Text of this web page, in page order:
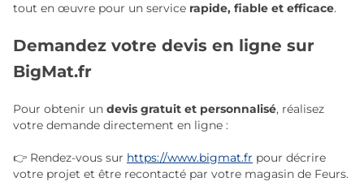
tout en œuvre pour un service rapide, fiable et efficace.
Demandez votre devis en ligne sur
BigMat.fr
Pour obtenir un devis gratuit et personnalisé, réalisez
votre demande directement en ligne :
👉 Rendez-vous sur https://www.bigmat.fr pour décrire
votre projet et être recontacté par votre magasin de Feurs.